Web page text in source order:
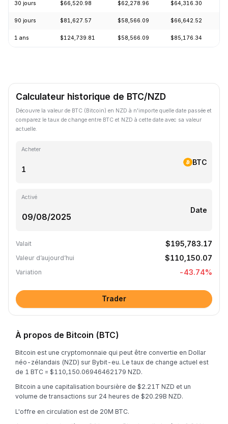
30 jours $66,520.98 $62,278.96 $64,316.30
90 jours $81,627.57 $58,566.09 $66,642.52
1 ans $124,739.81 $58,566.09 $85,176.34
Calculateur historique de BTC/NZD
Découvre la valeur de BTC (Bitcoin) en NZD à n'importe quelle date passée et
comparez le taux de change entre BTC et NZD à cette date avec sa valeur
actuelle.
Acheter
BTC
Activé
Date
Valait $195,783.17
Valeur d’aujourd’hui $110,150.07
Variation -43.74%
Trader
À propos de Bitcoin (BTC)
Bitcoin est une cryptomonnaie qui peut être convertie en Dollar
néo-zélandais (NZD) sur Bybit-eu. Le taux de change actuel est
de 1 BTC = $110,150.06946462179 NZD.
Bitcoin a une capitalisation boursière de $2.21T NZD et un
volume de transactions sur 24 heures de $20.29B NZD.
L'offre en circulation est de 20M BTC.